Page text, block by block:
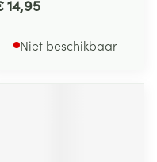
14,95
Niet beschikbaar